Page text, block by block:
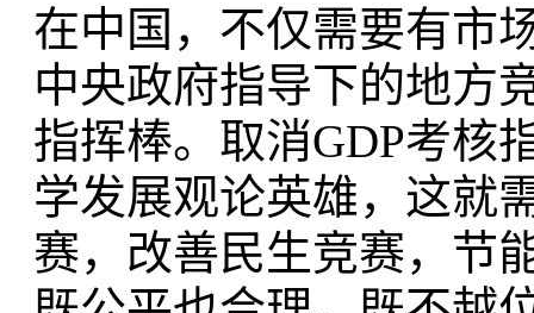
在中国，不仅需要有市
中央政府指导下的地方
指挥棒。取消GDP考核
学发展观论英雄，这就
赛，改善民生竞赛，节